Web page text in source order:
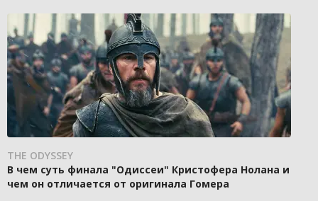
THE ODYSSEY
В чем суть финала "Одиссеи" Кристофера Нолана и
чем он отличается от оригинала Гомера